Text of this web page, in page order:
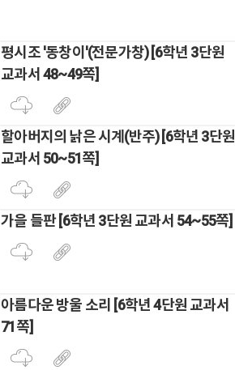
평시조 '동창이'(전문가창) [6학년 3단원
교과서 48~49쪽]
할아버지의 낡은 시계(반주) [6학년 3단원
교과서 50~51쪽]
가을 들판 [6학년 3단원 교과서 54~55쪽]
아름다운 방울 소리 [6학년 4단원 교과서
71쪽]